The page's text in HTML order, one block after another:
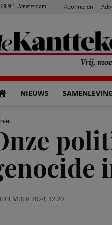
19.9 C Amsterdam Abonneren
NIEUWS
2024, 12:20